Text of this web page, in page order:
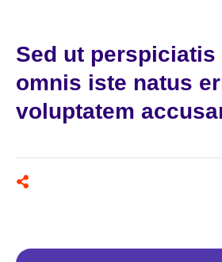
Sed ut perspiciatis
omnis iste natus
voluptatem